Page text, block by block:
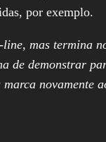
por exemplo.
mas termina
de demonstrar
novamente